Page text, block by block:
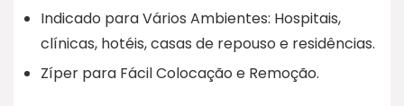
Indicado para Vários Ambientes: Hospitais,
clínicas, hotéis, casas de repouso e residências.
Zíper para Fácil Colocação e Remoção.